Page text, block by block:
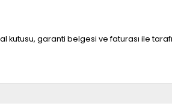
kutusu, garanti belgesi ve faturası ile